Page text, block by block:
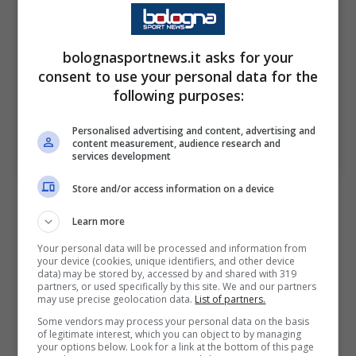
L’ultimo successo del Bologna in trasferta nelle Coppe
europee. Bologna Sport News (Photo by Dan
Mullan/Getty Images Via OneFootball)
Stasera i ragazzi di Italiano ci hanno provato
e hanno lottato fino all’ultimo, ma non è
bastato né per sfatare il tabù né per uscire
dal Villa Park con un punto, negato dal colpo
di reni diBizotsul colpo di testa diVitik
minuti finali. La prestazione nel complesso è
stata positiva, in particolar modo nella
bolognasportnews.it asks for your
consent to use your personal data for the
following purposes:
Personalised advertising and content, advertising and
content measurement, audience research and
services development
Store and/or access information on a device
Learn more
Your personal data will be processed and information from
your device (cookies, unique identifiers, and other device
data) may be stored by, accessed by and shared with 319
partners, or used specifically by this site. We and our partners
may use precise geolocation data. List of partners.
Some vendors may process your personal data on the basis
of legitimate interest, which you can object to by managing
your options below. Look for a link at the bottom of this page